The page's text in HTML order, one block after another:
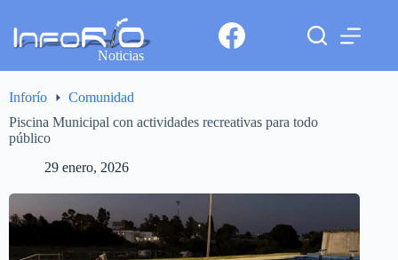
Noticias
Inforío
Comunidad
Piscina Municipal con actividades recreativas para todo
público
29 enero, 2026